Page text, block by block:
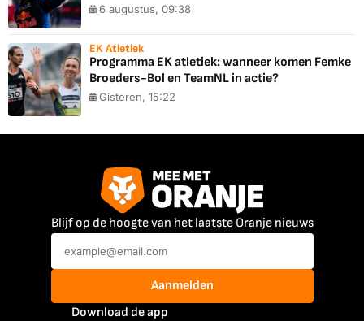
6 augustus, 09:38
EK Atletiek
Programma EK atletiek: wanneer komen Femke
Broeders-Bol en TeamNL in actie?
Gisteren, 15:22
Blijf op de hoogte van het laatste Oranje nieuws
Aanmelden
Download de app